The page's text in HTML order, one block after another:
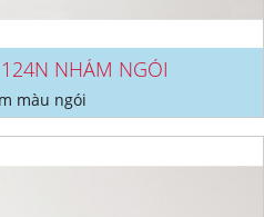
NHÁM NGÓI
màu ngói